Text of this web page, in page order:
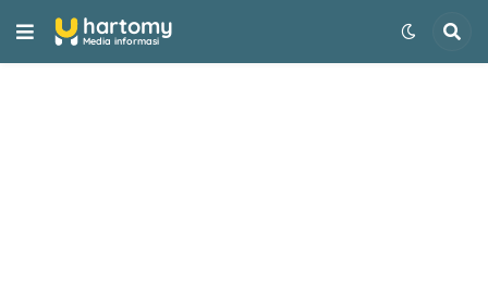
hartomy
Media informasi